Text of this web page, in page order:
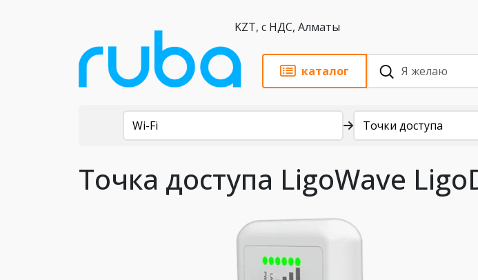
KZT, с НДС, Алматы
каталог
Каталог
Wi-Fi Точки доступа
Точка доступа LigoWave